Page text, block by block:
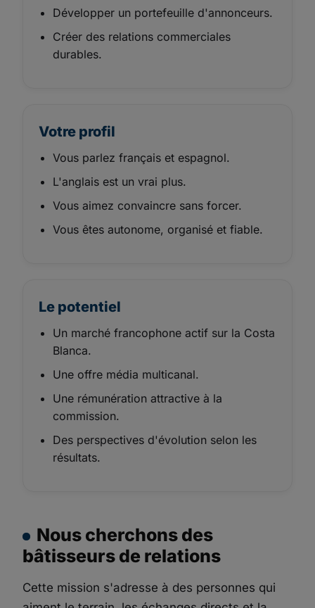
Développer un portefeuille d'annonceurs.
Créer des relations commerciales
durables.
Votre profil
Vous parlez français et espagnol.
L'anglais est un vrai plus.
Vous aimez convaincre sans forcer.
Vous êtes autonome, organisé et fiable.
Le potentiel
Un marché francophone actif sur la Costa
Blanca.
Une offre média multicanal.
Une rémunération attractive à la
commission.
Des perspectives d'évolution selon les
résultats.
Nous cherchons des
bâtisseurs de relations
Cette mission s'adresse à des personnes qui